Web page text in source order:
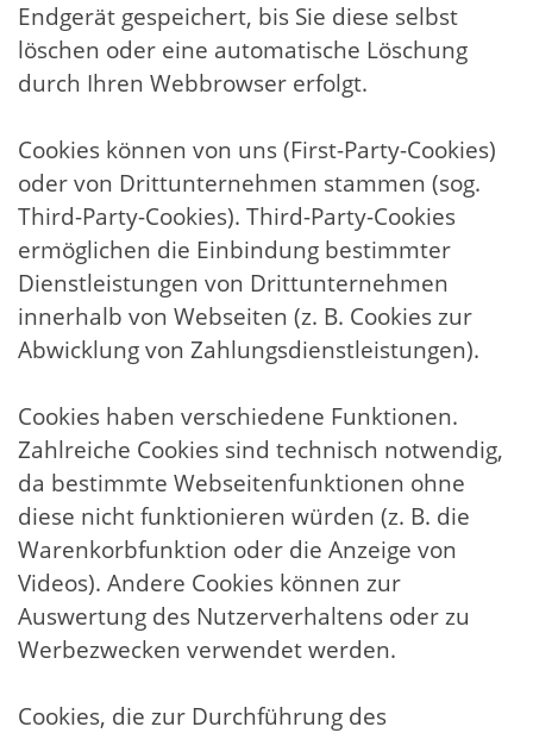
Endgerät gespeichert, bis Sie diese selbst
löschen oder eine automatische Löschung
durch Ihren Webbrowser erfolgt.
Cookies können von uns (First-Party-Cookies)
oder von Drittunternehmen stammen (sog.
Third-Party-Cookies). Third-Party-Cookies
ermöglichen die Einbindung bestimmter
Dienstleistungen von Drittunternehmen
innerhalb von Webseiten (z. B. Cookies zur
Abwicklung von Zahlungsdienstleistungen).
Cookies haben verschiedene Funktionen.
Zahlreiche Cookies sind technisch notwendig,
da bestimmte Webseitenfunktionen ohne
diese nicht funktionieren würden (z. B. die
Warenkorbfunktion oder die Anzeige von
Videos). Andere Cookies können zur
Auswertung des Nutzerverhaltens oder zu
Werbezwecken verwendet werden.
Cookies, die zur Durchführung des